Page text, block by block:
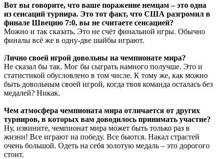
Вот вы говорите, что ваше поражение немцам – это одна
из сенсаций турнира. Это тот факт, что США разгромил в
финале Швецию 7:0, вы не считаете сенсацией?
Можно и так сказать. Это не счёт финальной игры. Обычно
финалы всё же в одну-две шайбы играют.
Лично своей игрой довольны на чемпионате мира?
Не сказал бы так. Мог бы сыграть намного получше. Это и
статистикой обусловлено в том числе. К тому же, как можно
быть довольным своей игрой, когда твоя команда осталась без
медалей? Никак.
Чем атмосфера чемпионата мира отличается от других
турниров, в которых вам доводилось принимать участие?
Ну, извините, чемпионат мира может быть только раз в
жизни! Все играют на победу. Все бьются. Накал страстей
очень большой. Одеть на себя золотую медаль – это дорогого
стоит.